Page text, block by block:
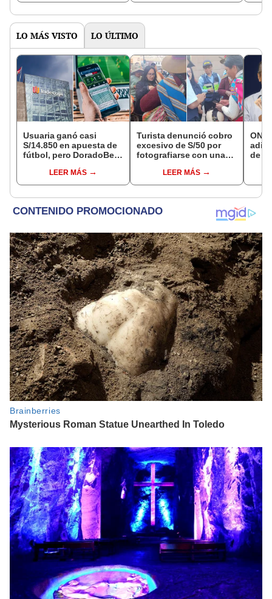
LO MÁS VISTO LO ÚLTIMO
Usuaria ganó casi
S/14.850 en apuesta de
fútbol, pero DoradoBet
Indecopi multó a la
empresa con más de S/
LEER MÁS
Turista denunció cobro
excesivo de S/50 por
fotografiarse con una
serenazgo recuperó el
dinero
LEER MÁS
ONP
de
si